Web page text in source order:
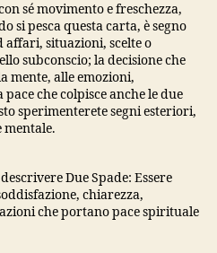
sé movimento e freschezza,
si pesca questa carta, è segno
affari, situazioni, scelte o
subconscio; la decisione che
mente, alle emozioni,
che colpisce anche le due
sperimenterete segni esteriori,
mentale.
Due Spade: Essere
chiarezza,
che portano pace spirituale